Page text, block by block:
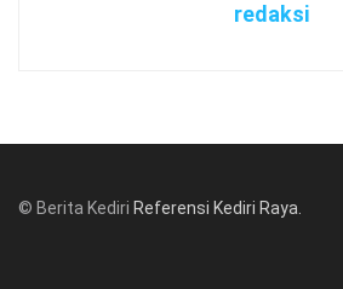
redaksi
© Berita Kediri Referensi Kediri Raya.